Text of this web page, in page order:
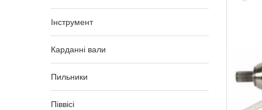
Інструмент
Карданні вали
Пильники
Піввісі